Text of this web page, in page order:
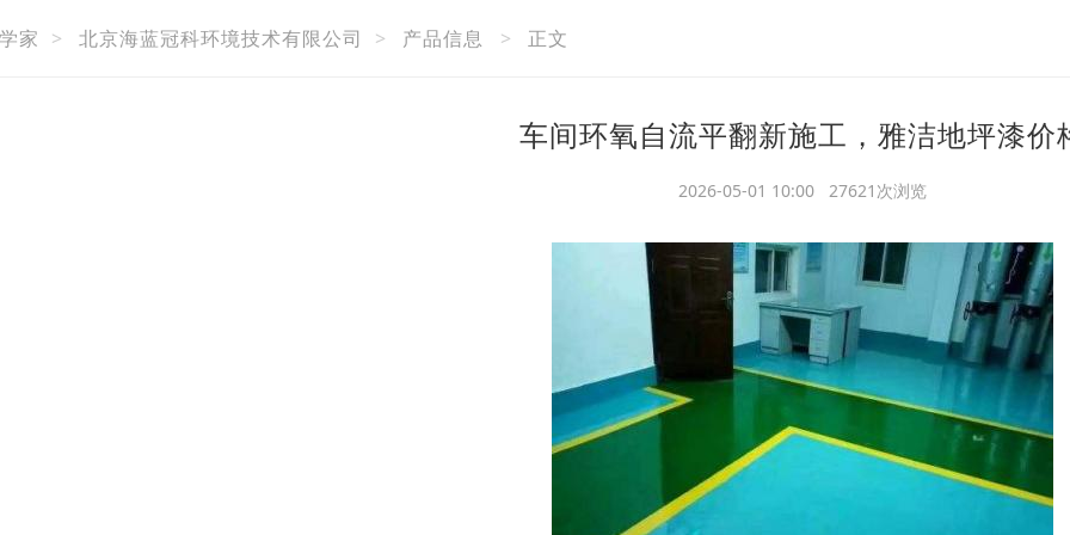
家 > 北京海蓝冠科环境技术有限公司 > 产品信息 > 正文
车间环氧自流平翻新施工，雅洁地坪漆价
2026-05-01 10:00 27621次浏览